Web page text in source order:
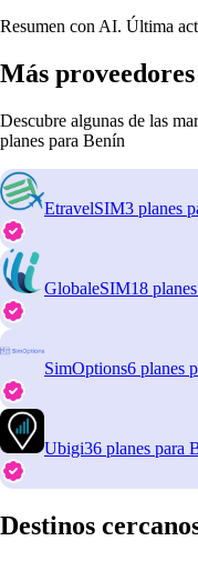
Resumen con AI. Última
Más
Descubre algunas de las
planes para Benín
EtravelSIM3 planes
GlobaleSIM18
SimOptions6 planes
Ubigi36 planes para
Destinos